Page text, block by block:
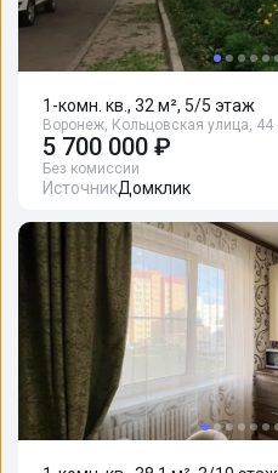
1-комн. кв., 32 м², 5/5 этаж
Воронеж, Кольцовская улица, 44
5 700 000 ₽
Без комиссии
ИсточникДомклик